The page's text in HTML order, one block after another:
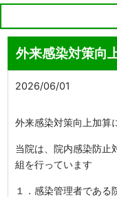
外来感染対策向
2026/06/01
外来感染対策向上加算
当院は、院内感染防止
組を行っています
１．感染管理者であ